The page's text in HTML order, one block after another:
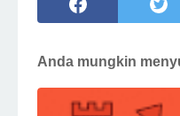
Anda mungkin